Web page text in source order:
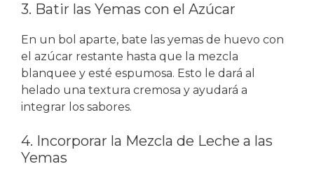
3. Batir las Yemas con el Azúcar
En un bol aparte, bate las yemas de huevo con
el azúcar restante hasta que la mezcla
blanquee y esté espumosa. Esto le dará al
helado una textura cremosa y ayudará a
integrar los sabores.
4. Incorporar la Mezcla de Leche a las
Yemas